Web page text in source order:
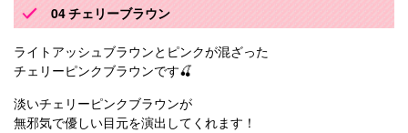
04 チェリーブラウン
ライトアッシュブラウンとピンクが混ざった
チェリーピンクブラウンです🍒
淡いチェリーピンクブラウンが
無邪気で優しい目元を演出してくれます！